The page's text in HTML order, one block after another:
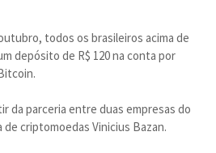
todos os brasileiros acima de
depósito de R$ 120 na conta por
da parceria entre duas empresas do
criptomoedas Vinicius Bazan.